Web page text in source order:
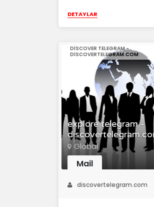
DETAYLAR
explore telegram -
DISCOVER TELEGRAM -
DISCOVERTELEGRAM.COM
Global
Mail
discovertelegram.com